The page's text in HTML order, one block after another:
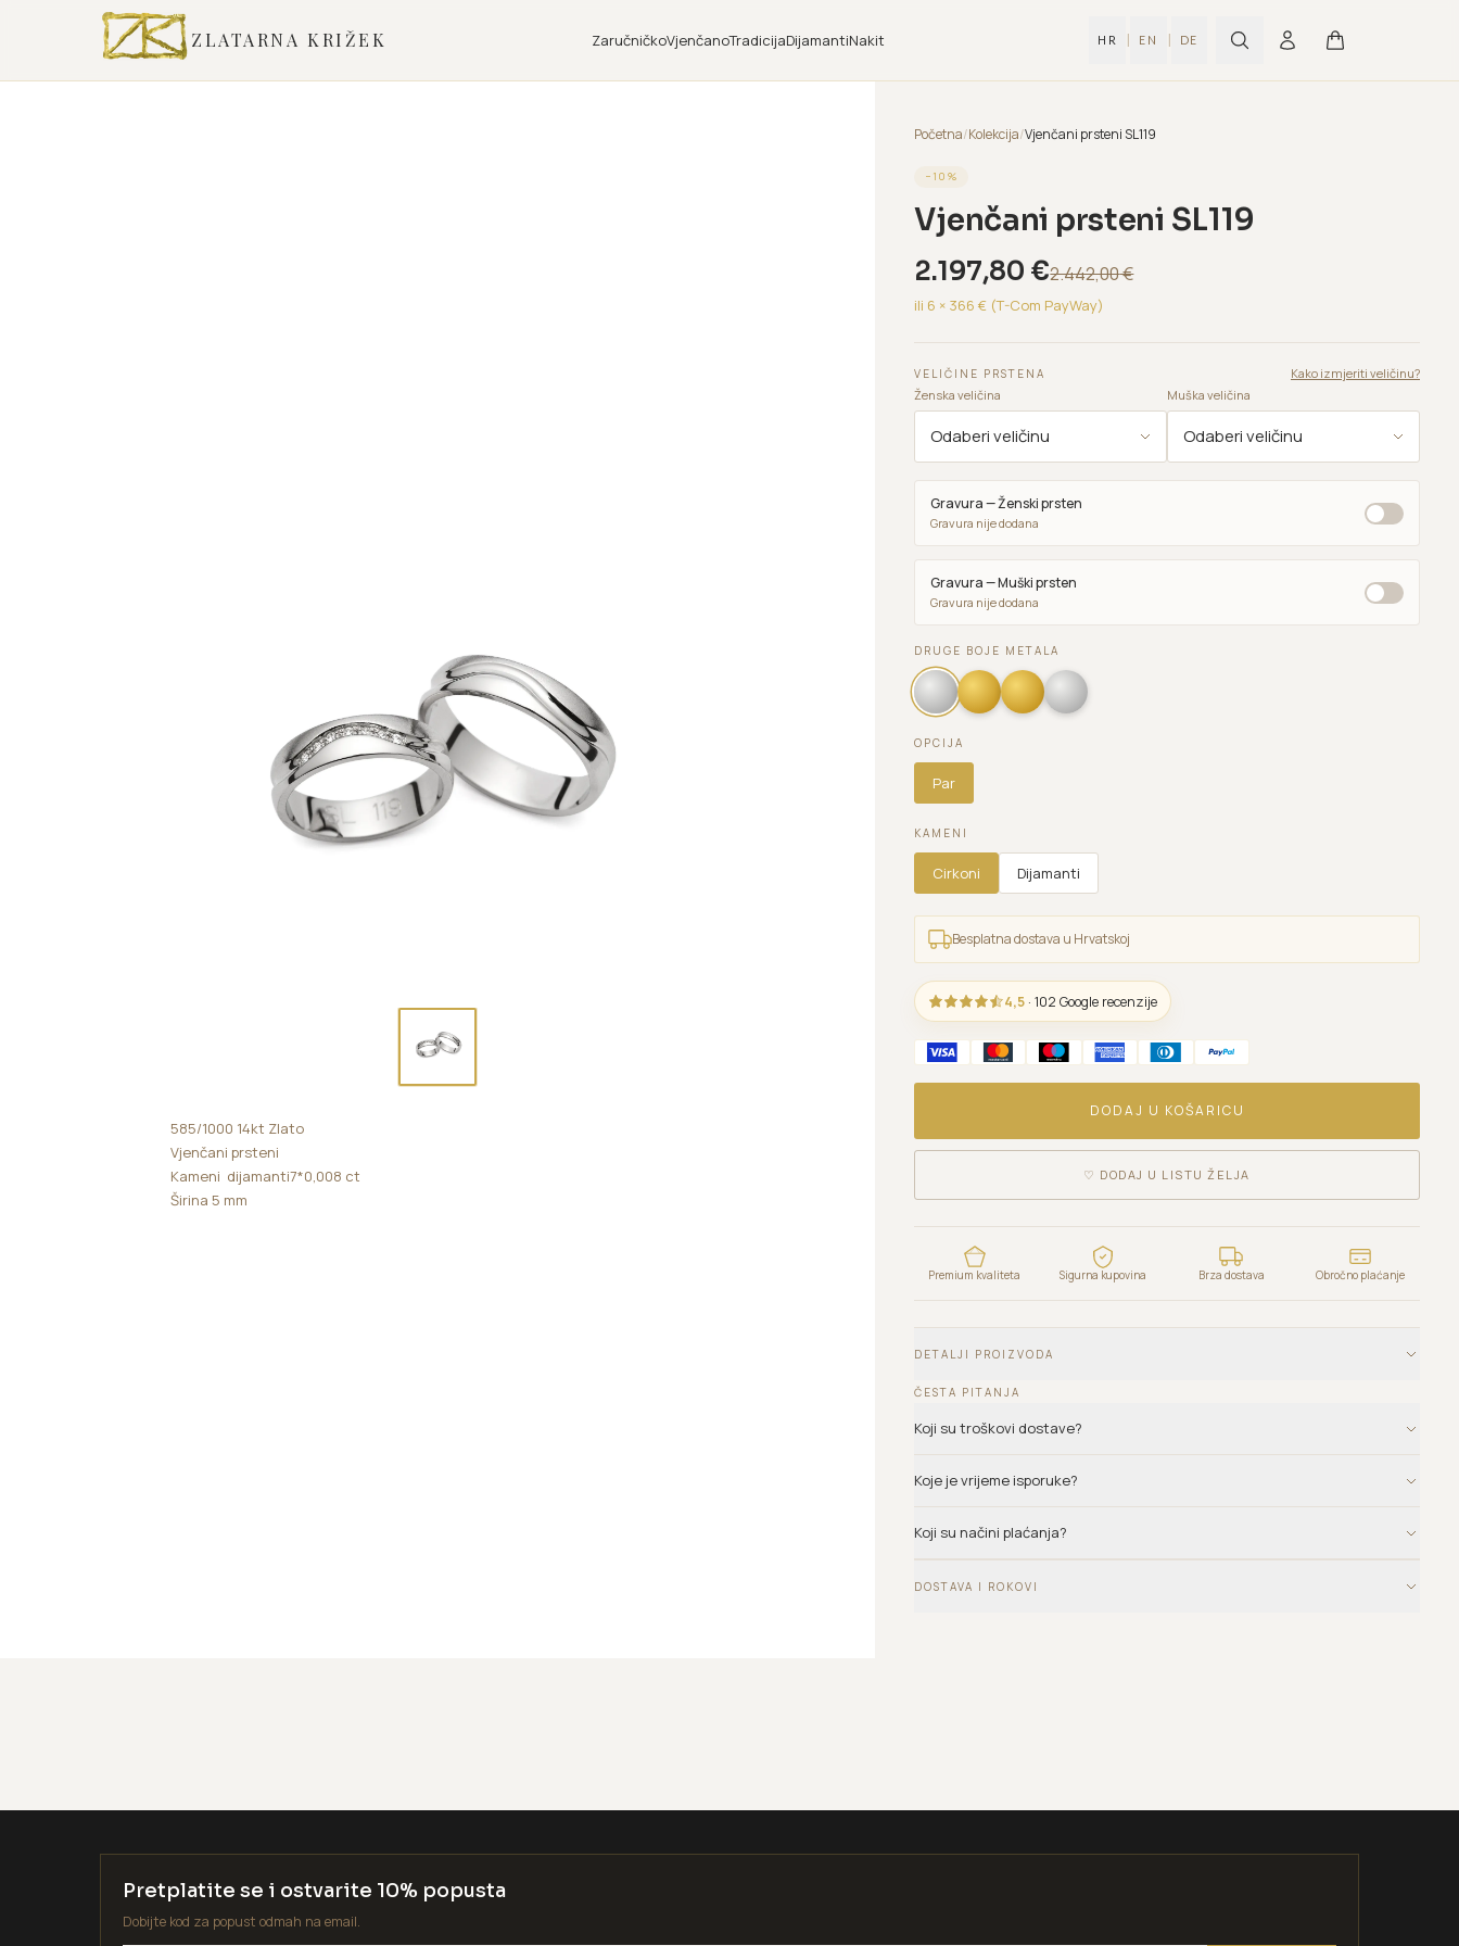
ZLATARNA KRIŽEK ZaručničkoVjenčanoTradicijaDijamantiNakit HR | EN | DE
585/1000 14kt Zlato
Vjenčani prsteni
Kameni dijamanti7*0,008 ct
Širina 5 mm
Početna/Kolekcija/Vjenčani prsteni SL119
− 10 %
Vjenčani prsteni SL119
2.197,80 €2.442,00€
ili 6 × 366 € (T-Com PayWay)
VELIČINE PRSTENA
Kako izmjeriti veličinu?
Ženska veličina
Muška veličina
Gravura — Ženski prsten
Gravura nije dodana
Gravura — Muški prsten
Gravura nije dodana
DRUGE BOJE METALA
OPCIJA
Par
KAMENI
Cirkoni Dijamanti
Besplatna dostava u Hrvatskoj
4,5 · 102 Google recenzije
DODAJ U KOŠARICU
♡ DODAJ U LISTU ŽELJA
Premium kvaliteta Sigurna kupovina Brza dostava Obročno plaćanje
DETALJI PROIZVODA
ČESTA PITANJA
Koji su troškovi dostave?
Koje je vrijeme isporuke?
Koji su načini plaćanja?
DOSTAVA I ROKOVI
Pretplatite se i ostvarite 10% popusta
Dobijte kod za popust odmah na email.